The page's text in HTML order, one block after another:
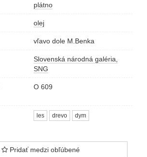
plátno
olej
vľavo dole M.Benka
Slovenská národná galéria,
SNG
O 609
les drevo dym
Pridať medzi obľúbené